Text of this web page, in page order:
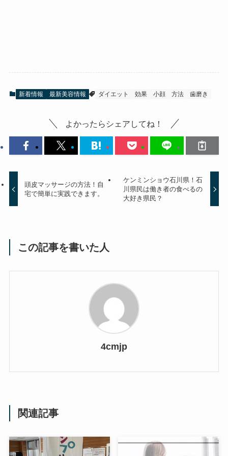
新着情報 最新美容情報 ダイエット 効果 小顔 方法 歯磨き
よかったらシェアしてね！
頭皮マッサージの方法！自
宅で簡単に実践できます。
ケンミンショウ石川県！石
川県民は働き者の食べるの
大好き県民？
この記事を書いた人
4cmjp
関連記事